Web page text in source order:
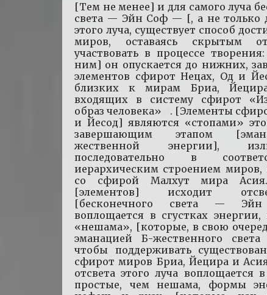
[Тем не менее] и для самого луча
света — Эйн Соф — [, а не только
этого луча, существует способ
миров, оставаясь скрытым
участвовать в процессе
ним] он опускается до нижних,
элементов сфирот Нецах, Од и
близких к мирам Бриа,
входящих в систему сфирот
образ человека»
. [Элементы
и Йесод] являются «стопами»
завершающим этапом
жественной энергии],
последовательно в
иерархическим строением миров,
со сфирой Малхут мира
[элементов] исходит
[бесконечного света —
воплощается в сгустках
«нешама», [которые, в свою
эманацией Б-жественного
чтобы поддерживать
сфирот миров Бриа, Йецира и
отсвета этого луча воплощается
простые, чем нешама, формы